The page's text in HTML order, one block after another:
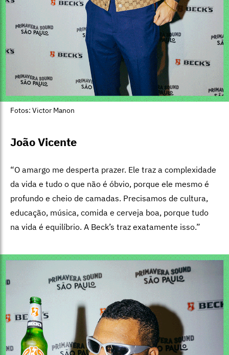
Fotos: Victor Manon
João Vicente
“O amargo me desperta prazer. Ele traz a complexidade
da vida e tudo o que não é óbvio, porque ele mesmo é
profundo e cheio de camadas. Precisamos de cultura,
educação, música, comida e cerveja boa, porque tudo
na vida é equilíbrio. A Beck’s traz exatamente isso.”